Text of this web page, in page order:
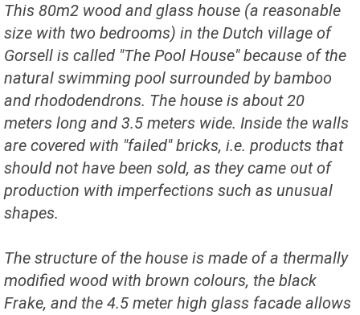
This 80m2 wood and glass house (a reasonable
size with two bedrooms) in the Dutch village of
Gorsell is called "The Pool House" because of the
natural swimming pool surrounded by bamboo
and rhododendrons. The house is about 20
meters long and 3.5 meters wide. Inside the walls
are covered with "failed" bricks, i.e. products that
should not have been sold, as they came out of
production with imperfections such as unusual
shapes.
The structure of the house is made of a thermally
modified wood with brown colours, the black
Frake, and the 4.5 meter high glass facade allows